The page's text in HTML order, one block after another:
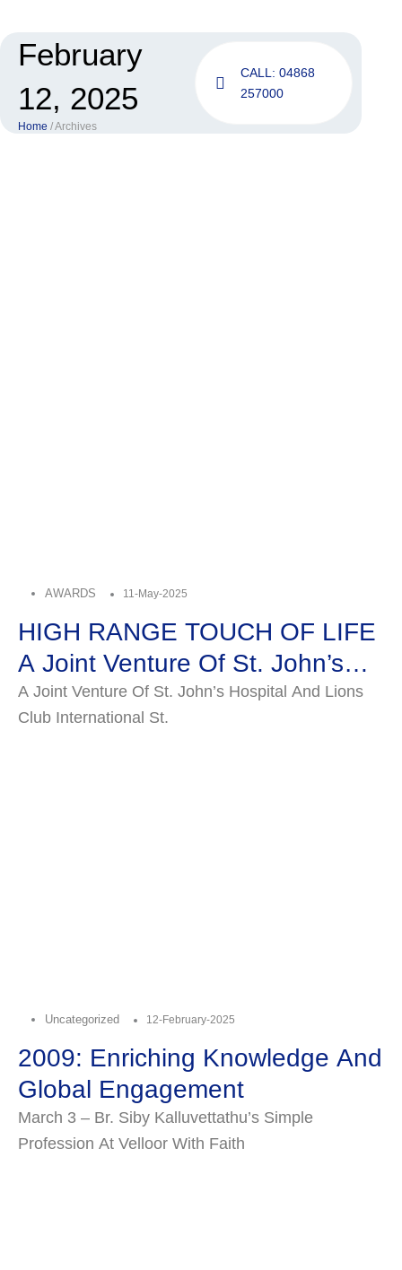
February
12, 2025
Home / Archives
CALL: 04868
257000
AWARDS 11-May-2025
HIGH RANGE TOUCH OF LIFE
A Joint Venture Of St. John’s
Hospital & Lions…
A Joint Venture Of St. John’s Hospital And Lions
Club International St.
Uncategorized 12-February-2025
2009: Enriching Knowledge And
Global Engagement
March 3 – Br. Siby Kalluvettathu’s Simple
Profession At Velloor With Faith